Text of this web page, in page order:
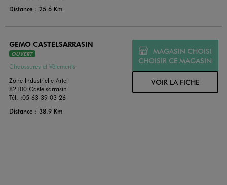
Distance : 25.6 Km
GEMO CASTELSARRASIN
OUVERT
Chaussures et Vêtements
Zone Industrielle Artel
82100 Castelsarrasin
Tél. :05 63 39 03 26
Distance : 38.9 Km
MAGASIN CHOISI
CHOISIR CE MAGASIN
VOIR LA FICHE